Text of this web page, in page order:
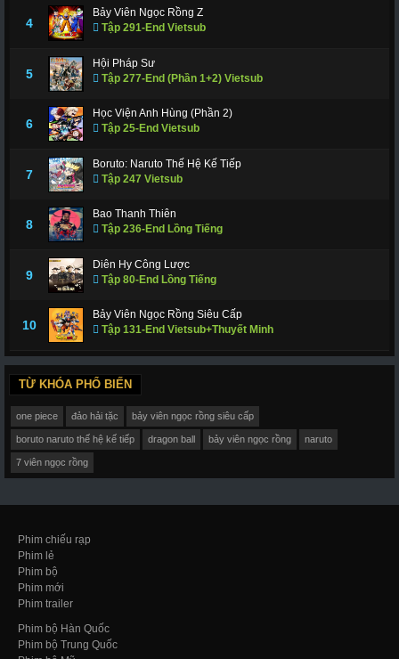
4
Bảy Viên Ngọc Rồng Z
Tập 291-End Vietsub
5
Hội Pháp Sư
Tập 277-End (Phần 1+2) Vietsub
6
Học Viện Anh Hùng (Phần 2)
Tập 25-End Vietsub
7
Boruto: Naruto Thế Hệ Kế Tiếp
Tập 247 Vietsub
8
Bao Thanh Thiên
Tập 236-End Lồng Tiếng
9
Diên Hy Công Lược
Tập 80-End Lồng Tiếng
10
Bảy Viên Ngọc Rồng Siêu Cấp
Tập 131-End Vietsub+Thuyết Minh
TỪ KHÓA PHỔ BIẾN
one piece đảo hải tặc bảy viên ngọc rồng siêu cấp
boruto naruto thế hệ kế tiếp dragon ball bảy viên ngọc rồng naruto
7 viên ngọc rồng
Phim chiếu rạp
Phim lẻ
Phim bộ
Phim mới
Phim trailer
Phim bộ Hàn Quốc
Phim bộ Trung Quốc